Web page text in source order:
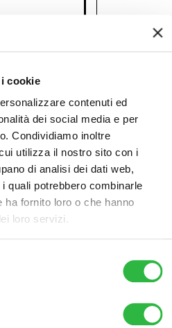
cookie
contenuti ed
dei social media e per
Condividiamo inoltre
utilizza il nostro sito con i
di analisi dei dati web,
quali potrebbero combinarle
fornito loro o che hanno
loro servizi.
dei
è